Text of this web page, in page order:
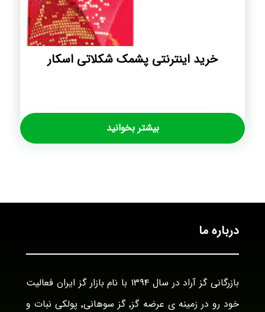
خرید اینترنتی پشمک شکلاتی اسکار
بیشتر بخوانید
درباره ما
بازرگانی گز آراد در سال ۱۳۹۴ با نام بازار گز ایران فعالیت
خود رو در زمینه ی عرضه گز٬ گز سوهانی٬ پولکی نبات و